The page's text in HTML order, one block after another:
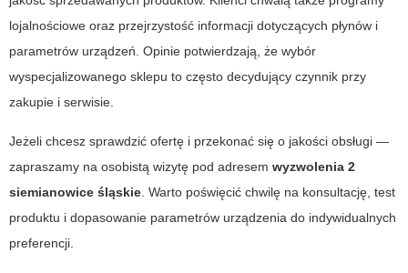
lojalnościowe oraz przejrzystość informacji dotyczących płynów i
parametrów urządzeń. Opinie potwierdzają, że wybór
wyspecjalizowanego sklepu to często decydujący czynnik przy
zakupie i serwisie.
Jeżeli chcesz sprawdzić ofertę i przekonać się o jakości obsługi —
zapraszamy na osobistą wizytę pod adresem wyzwolenia 2
siemianowice śląskie . Warto poświęcić chwilę na konsultację, test
produktu i dopasowanie parametrów urządzenia do indywidualnych
preferencji.